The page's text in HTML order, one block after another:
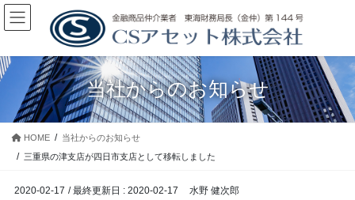
コ
ン
ン
ツ
動
ナ
ビ
ー
シ
に
当社からのお知らせ
HOME
当社からのお知らせ
三重県の津支店が四日市支店として移転しました
2020-02-17 / 最終更新日 : 2020-02-17 水野 健次郎